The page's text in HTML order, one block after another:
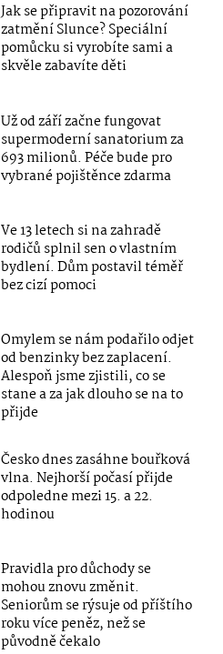
Jak se připravit na pozorování
zatmění Slunce? Speciální
pomůcku si vyrobíte sami a
skvěle zabavíte děti
Už od září začne fungovat
supermoderní sanatorium za
693 milionů. Péče bude pro
vybrané pojištěnce zdarma
Ve 13 letech si na zahradě
rodičů splnil sen o vlastním
bydlení. Dům postavil téměř
bez cizí pomoci
Omylem se nám podařilo odjet
od benzinky bez zaplacení.
Alespoň jsme zjistili, co se
stane a za jak dlouho se na to
přijde
Česko dnes zasáhne bouřková
vlna. Nejhorší počasí přijde
odpoledne mezi 15. a 22.
hodinou
Pravidla pro důchody se
mohou znovu změnit.
Seniorům se rýsuje od příštího
roku více peněz, než se
původně čekalo